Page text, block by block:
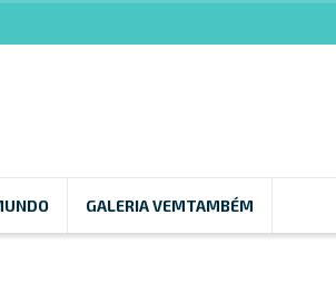
GALERIA VEMTAMBÉM